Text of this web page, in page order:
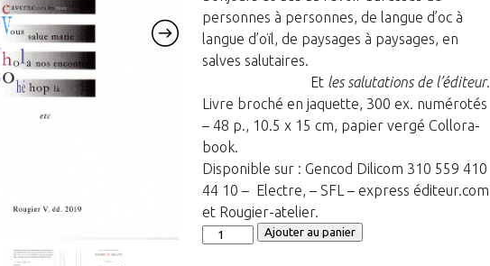
personnes à personnes, de langue d’oc à
langue d’oïl, de paysages à paysages, en
salves salutaires.
Et les salutations de l’éditeur.
Livre broché en jaquette, 300 ex. numérotés
– 48 p., 10.5 x 15 cm, papier vergé Collora-
book.
Disponible sur : Gencod Dilicom 310 559 410
44 10 – Electre, – SFL – express éditeur.com
et Rougier-atelier.
quantité
Ajouter au panier